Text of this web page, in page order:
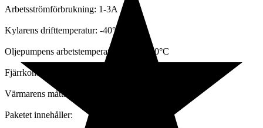
Arbetsströmförbrukning: 1-3A
Kylarens drifttemperatur: -40°C~50°C
Oljepumpens arbetstemperatur: -40°C~40°C
Fjärrkontroll avstånd: 50-100 m
Värmarens mått: 38 x 25,5 x 27,5 cm
Paketet innehåller: